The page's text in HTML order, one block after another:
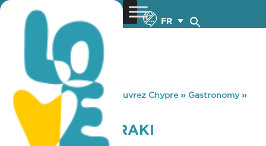
FR
You are here: Home »Découvrez Chypre» Gastronomy»
EMBERS FEGGARAKI
EMBERS FEGGARAKI